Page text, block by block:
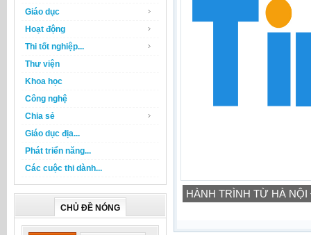
Giáo dục
Hoạt động
Thi tốt nghiệp...
Thư viện
Khoa học
Công nghệ
Chia sẻ
Giáo dục địa...
Phát triển năng...
Các cuộc thi dành...
CHỦ ĐỀ NÓNG
HÀNH TRÌNH TỪ HÀ